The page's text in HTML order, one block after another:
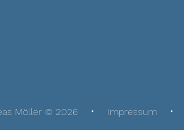
Möller © 2026 Impressum